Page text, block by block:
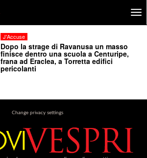
J'Accuse
Dopo la strage di Ravanusa un masso
finisce dentro una scuola a Centuripe,
frana ad Eraclea, a Torretta edifici
pericolanti
Change privacy settings